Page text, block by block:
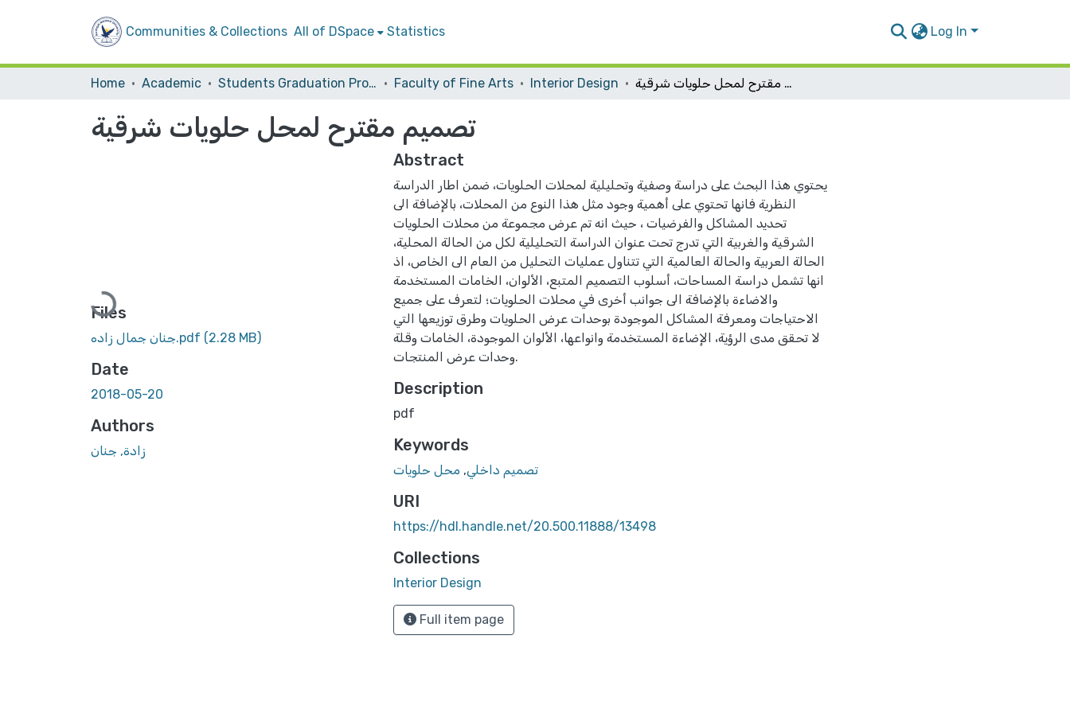
Communities & Collections All of DSpace Statistics Log In
Home Academic Students Graduation Projects Faculty of Fine Arts Interior Design تصميم مقترح لمحل حلويات شرقية
تصميم مقترح لمحل حلويات شرقية
Loading...
Files
جنان جمال زاده.pdf (2.28 MB)
Date
2018-05-20
Authors
زادة, جنان
Abstract
يحتوي هذا البحث على دراسة وصفية وتحليلية لمحلات الحلويات، ضمن اطار الدراسة
النظرية فانها تحتوي على أهمية وجود مثل هذا النوع من المحلات، بالإضافة الى
تحديد المشاكل والفرضيات ، حيث انه تم عرض مجموعة من محلات الحلويات
الشرقية والغربية التي تدرج تحت عنوان الدراسة التحليلية لكل من الحالة المحلية،
الحالة العربية والحالة العالمية التي تتناول عمليات التحليل من العام الى الخاص، اذ
انها تشمل دراسة المساحات، أسلوب التصميم المتبع، الألوان، الخامات المستخدمة
والاضاءة بالإضافة الى جوانب أخرى في محلات الحلويات؛ لتعرف على جميع
الاحتياجات ومعرفة المشاكل الموجودة بوحدات عرض الحلويات وطرق توزيعها التي
لا تحقق مدى الرؤية، الإضاءة المستخدمة وانواعها، الألوان الموجودة، الخامات وقلة
وحدات عرض المنتجات.
Description
pdf
Keywords
تصميم داخلي, محل حلويات
URI
https://hdl.handle.net/20.500.11888/13498
Collections
Interior Design
Full item page